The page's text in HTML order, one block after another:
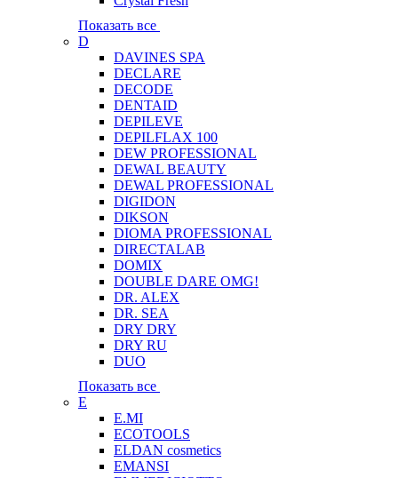
Показать все
D
DAVINES SPA
DECLARE
DECODE
DENTAID
DEPILEVE
DEPILFLAX 100
DEW PROFESSIONAL
DEWAL BEAUTY
DEWAL PROFESSIONAL
DIGIDON
DIKSON
DIOMA PROFESSIONAL
DIRECTALAB
DOMIX
DOUBLE DARE OMG!
DR. ALEX
DR. SEA
DRY DRY
DRY RU
DUO
Показать все
E
E.MI
ECOTOOLS
ELDAN cosmetics
EMANSI